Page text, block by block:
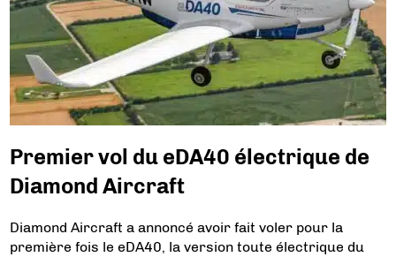
Premier vol du eDA40 électrique de
Diamond Aircraft
Diamond Aircraft a annoncé avoir fait voler pour la
première fois le eDA40, la version toute électrique du